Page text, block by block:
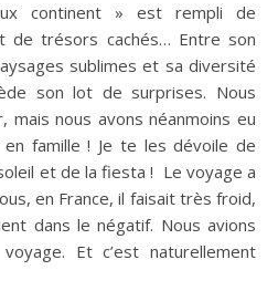
continent » est rempli de
de trésors cachés… Entre son
sublimes et sa diversité
son lot de surprises. Nous
mais nous avons néanmoins eu
famille ! Je te les dévoile de
et de la fiesta ! Le voyage a
en France, il faisait très froid,
dans le négatif. Nous avions
Et c’est naturellement